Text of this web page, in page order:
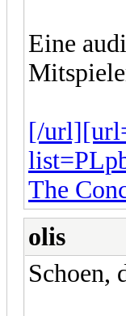
Eine
[/
The
olis
Schoen,